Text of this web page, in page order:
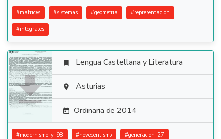
#matrices #sistemas #geometria #representacion
#integrales

 Lengua Castellana y Literatura
 Asturias
 Ordinaria de 2014
#modernismo-y-98 #novecentismo #generacion-27